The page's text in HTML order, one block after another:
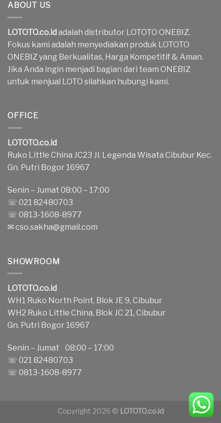
ABOUT US
LOTOTO.co.idadalah distributor LOTOTO ONEBIZ.
Fokus kami adalah menyediakan produk LOTOTO
ONEBIZ yang Berkualitas, Harga Kompetitif & Aman.
Jika Anda ingin menjadi bagian dari team ONEBIZ
untuk menjual LOTO silahkan hubungi kami.
OFFICE
LOTOTO.co.id
Ruko Little China JC23 Jl. Legenda Wisata Cibubur Kec.
Gn. Putri Bogor 16967
Senin – Jumat 08:00 – 17:00
☏ 021 82480703
☏ 0813-1608-8977
✉cso.sakha@gmail.com
SHOWROOM
LOTOTO.co.id
WH1 Ruko North Point, Blok JE 9, Cibubur
WH2 Ruko Little China, Blok JC 21, Cibubur
Gn. Putri Bogor 16967
Senin – Jumat 08:00 – 17:00
☏ 021 82480703
☏ 0813-1608-8977
Copyright 2026 © LOTOTO.co.id